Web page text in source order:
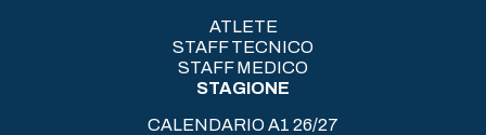
ATLETE
STAFF TECNICO
STAFF MEDICO
STAGIONE
CALENDARIO A1 26/27